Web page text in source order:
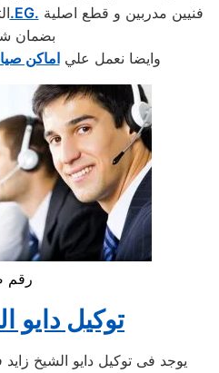
.EG.
بضمان
وايضا نعمل علياماكن
رقم
توكيل دايو
يوجد فى توكيل دايو الشيخ